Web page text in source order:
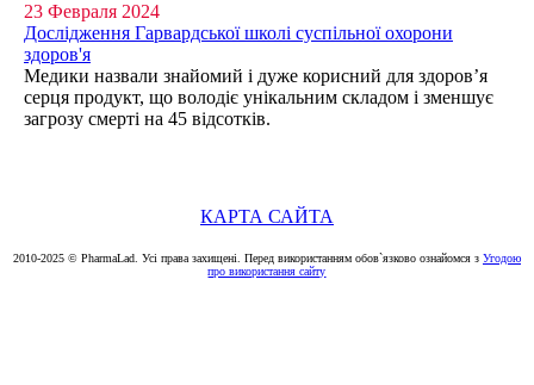
23 Февраля 2024
Дослідження Гарвардської школі суспільної охорони
здоров'я
Медики назвали знайомий і дуже корисний для здоров’я
серця продукт, що володіє унікальним складом і зменшує
загрозу смерті на 45 відсотків.
КАРТА САЙТА
2010-2025 © PharmaLad. Усі права захищені. Перед використанням обов`язково ознайомся з Угодою
про використання сайту